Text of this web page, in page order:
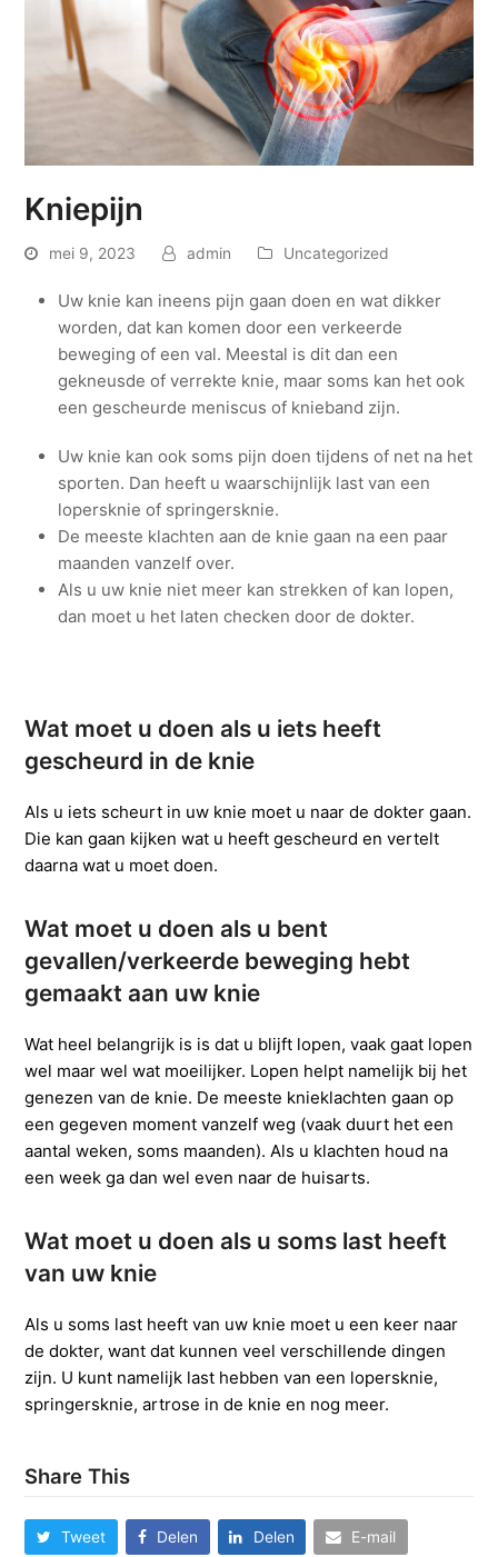
Kniepijn
mei 9, 2023 admin Uncategorized
Uw knie kan ineens pijn gaan doen en wat dikker
worden, dat kan komen door een verkeerde
beweging of een val. Meestal is dit dan een
gekneusde of verrekte knie, maar soms kan het ook
een gescheurde meniscus of knieband zijn.
Uw knie kan ook soms pijn doen tijdens of net na het
sporten. Dan heeft u waarschijnlijk last van een
lopersknie of springersknie.
De meeste klachten aan de knie gaan na een paar
maanden vanzelf over.
Als u uw knie niet meer kan strekken of kan lopen,
dan moet u het laten checken door de dokter.
Wat moet u doen als u iets heeft
gescheurd in de knie
Als u iets scheurt in uw knie moet u naar de dokter gaan.
Die kan gaan kijken wat u heeft gescheurd en vertelt
daarna wat u moet doen.
Wat moet u doen als u bent
gevallen/verkeerde beweging hebt
gemaakt aan uw knie
Wat heel belangrijk is is dat u blijft lopen, vaak gaat lopen
wel maar wel wat moeilijker. Lopen helpt namelijk bij het
genezen van de knie. De meeste knieklachten gaan op
een gegeven moment vanzelf weg (vaak duurt het een
aantal weken, soms maanden). Als u klachten houd na
een week ga dan wel even naar de huisarts.
Wat moet u doen als u soms last heeft
van uw knie
Als u soms last heeft van uw knie moet u een keer naar
de dokter, want dat kunnen veel verschillende dingen
zijn. U kunt namelijk last hebben van een lopersknie,
springersknie, artrose in de knie en nog meer.
Share This
Tweet Delen Delen E-mail